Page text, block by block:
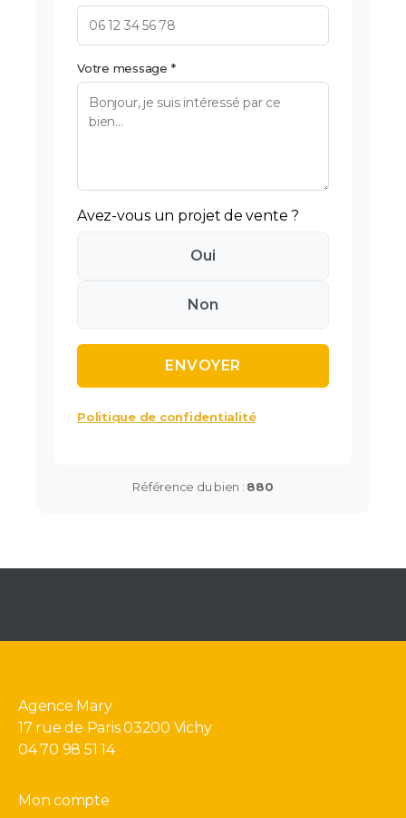
Votre message *
Avez-vous un projet de vente ?
Oui
Non
Politique de confidentialité
Référence du bien : 880
Agence Mary
17 rue de Paris 03200 Vichy
04 70 98 51 14
Mon compte